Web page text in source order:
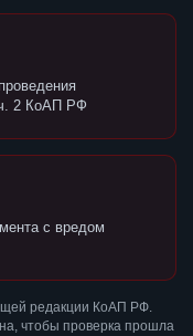
ч. 2 КоАП РФ
с вредом
редакции КоАП РФ.
чтобы проверка прошла